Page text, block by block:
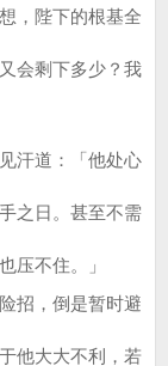
，陛下的根基全
会剩下多少？我
汗道：「他处心
之日。甚至不需
压不住。」
，倒是暂时避
他大大不利，若